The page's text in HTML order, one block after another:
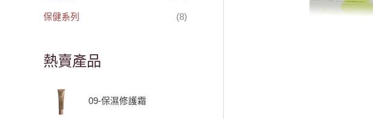
保健系列 (8)
熱賣產品
09-保濕修護霜